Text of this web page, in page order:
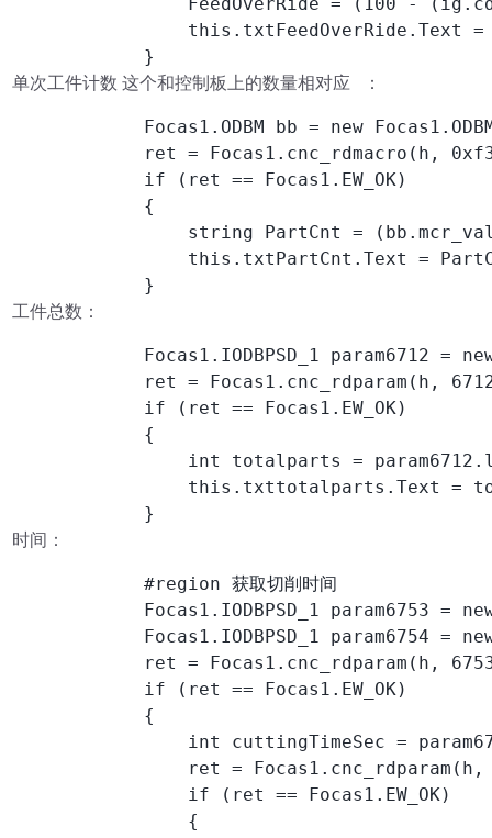
FeedOverRide = (100 -
this.txtFeedOverRide.Text
            }
单次工件计数 这个和控制板上的数量相对应 ：
Focas1.ODBM bb = new
ret = Focas1.cnc_rdmacro(h,
            if (ret == Focas1.EW_OK)
            {
string PartCnt =
this.txtPartCnt.Text =
            }
工件总数：
Focas1.IODBPSD_1 param6712 =
ret = Focas1.cnc_rdparam(h,
            if (ret == Focas1.EW_OK)
            {
int totalparts =
this.txttotalparts.Text =
            }
时间：
            #region 获取切削时间
Focas1.IODBPSD_1 param6753 =
Focas1.IODBPSD_1 param6754 =
ret = Focas1.cnc_rdparam(h,
            if (ret == Focas1.EW_OK)
            {
int cuttingTimeSec =
ret =
                if (ret == Focas1.EW_OK)
                {